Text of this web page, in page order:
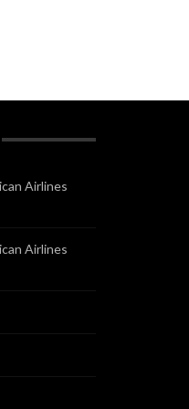
Airlines
Airlines